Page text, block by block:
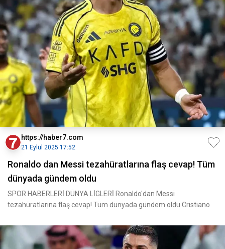
https://haber7.com
21 Eylül 2025 17:52
Ronaldo dan Messi tezahüratlarına flaş cevap! Tüm
dünyada gündem oldu
SPOR HABERLERİ DÜNYA LİGLERİ Ronaldo'dan Messi
tezahüratlarına flaş cevap! Tüm dünyada gündem oldu Cristiano